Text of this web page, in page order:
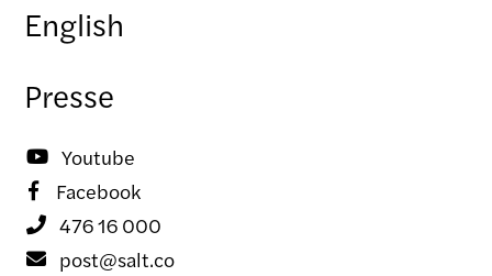
English
Presse
 Youtube
 Facebook
 476 16 000
 post@salt.co